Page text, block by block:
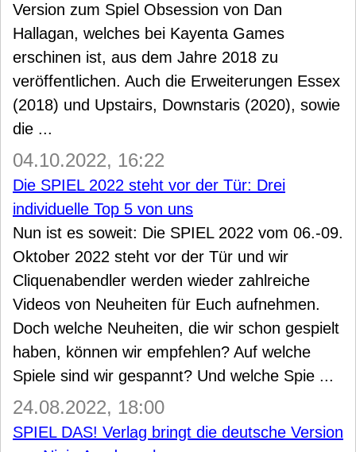
Version zum Spiel Obsession von Dan
Hallagan, welches bei Kayenta Games
erschinen ist, aus dem Jahre 2018 zu
veröffentlichen. Auch die Erweiterungen Essex
(2018) und Upstairs, Downstaris (2020), sowie
die ...
04.10.2022, 16:22
Die SPIEL 2022 steht vor der Tür: Drei
individuelle Top 5 von uns
Nun ist es soweit: Die SPIEL 2022 vom 06.-09.
Oktober 2022 steht vor der Tür und wir
Cliquenabendler werden wieder zahlreiche
Videos von Neuheiten für Euch aufnehmen.
Doch welche Neuheiten, die wir schon gespielt
haben, können wir empfehlen? Auf welche
Spiele sind wir gespannt? Und welche Spie ...
24.08.2022, 18:00
SPIEL DAS! Verlag bringt die deutsche Version